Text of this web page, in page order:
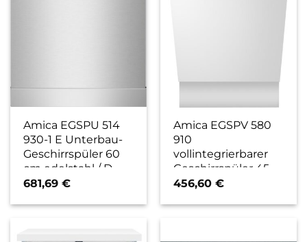
Amica EGSPU 514
930-1 E Unterbau-
Geschirrspüler 60
cm edelstahl / D
681,69€
Amica EGSPV 580
910
vollintegrierbarer
Geschirrspüler 45
cm / E
456,60€